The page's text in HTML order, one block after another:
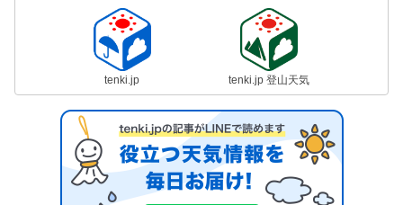
tenki.jp tenki.jp 登山天気